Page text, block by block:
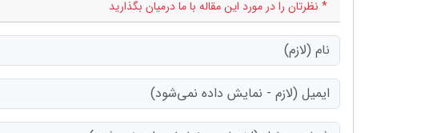
* نظرتان را در مورد این مقاله با ما درمیان بگذارید